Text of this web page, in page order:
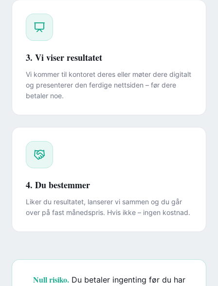
3. Vi viser resultatet
Vi kommer til kontoret deres eller møter dere digitalt
og presenterer den ferdige nettsiden – før dere
betaler noe.
4. Du bestemmer
Liker du resultatet, lanserer vi sammen og du går
over på fast månedspris. Hvis ikke – ingen kostnad.
Null risiko. Du betaler ingenting før du har